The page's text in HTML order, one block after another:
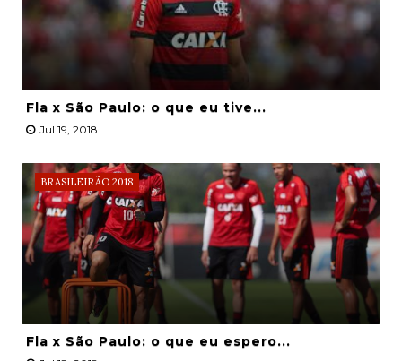
Fla x São Paulo: o que eu tive...
Jul 19, 2018
BRASILEIRÃO 2018
Fla x São Paulo: o que eu espero...